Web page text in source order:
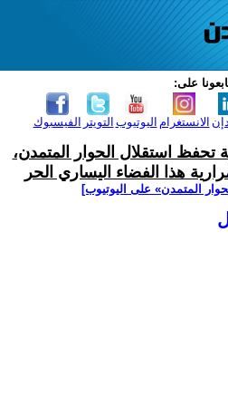
على:
الفيسبوك التويتر اليوتيوب الانستغرام
تحفظ استقلال الحوار المتمدن،
هذا الفضاء اليساري الحر
المتمدن» على اليوتيوب]